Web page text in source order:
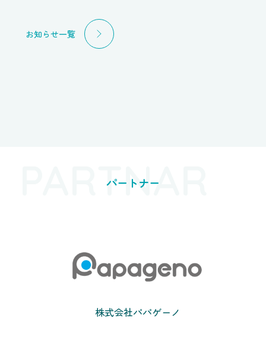
お知らせ一覧
PARTNAR
パートナー
株式会社パパゲーノ